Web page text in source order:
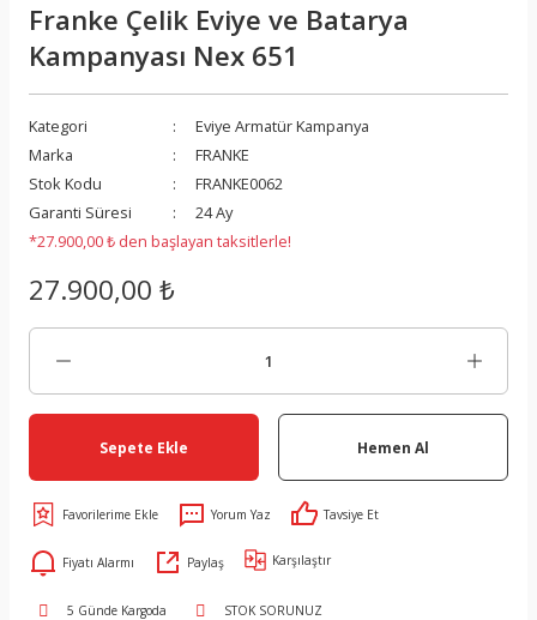
Franke Çelik Eviye ve Batarya
Kampanyası Nex 651
Kategori
Eviye Armatür Kampanya
Marka
FRANKE
Stok Kodu
FRANKE0062
Garanti Süresi
24 Ay
*27.900,00 ₺ den başlayan taksitlerle!
27.900,00 ₺
Sepete Ekle Hemen Al
Yorum Yaz Tavsiye Et
Fiyatı Alarmı Paylaş Karşılaştır
5 Günde Kargoda STOK SORUNUZ